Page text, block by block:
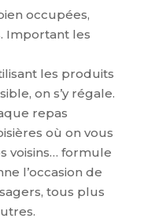
occupées,
Important les
les produits
on s’y régale.
repas
où on vous
voisins… formule
l’occasion de
tous plus